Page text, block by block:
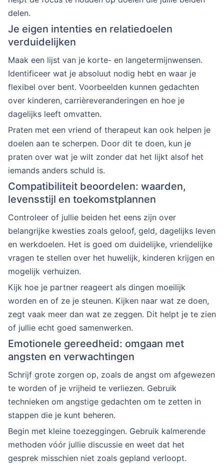
delen.
Je eigen intenties en relatiedoelen
verduidelijken
Maak een lijst van je korte- en langetermijnwensen.
Identificeer wat je absoluut nodig hebt en waar je
flexibel over bent. Voorbeelden kunnen gedachten
over kinderen, carrièreveranderingen en hoe je
dagelijks leeft omvatten.
Praten met een vriend of therapeut kan ook helpen je
doelen aan te scherpen. Door dit te doen, kun je
praten over wat je wilt zonder dat het lijkt alsof het
iemands anders schuld is.
Compatibiliteit beoordelen: waarden,
levensstijl en toekomstplannen
Controleer of jullie beiden het eens zijn over
belangrijke kwesties zoals geloof, geld, dagelijks leven
en werkdoelen. Het is goed om duidelijke, vriendelijke
vragen te stellen over het huwelijk, kinderen krijgen en
mogelijk verhuizen.
Kijk hoe je partner reageert als dingen moeilijk
worden en of ze je steunen. Kijken naar wat ze doen,
zegt vaak meer dan wat ze zeggen. Dit helpt je te zien
of jullie echt goed samenwerken.
Emotionele gereedheid: omgaan met
angsten en verwachtingen
Schrijf grote zorgen op, zoals de angst om afgewezen
te worden of je vrijheid te verliezen. Gebruik
technieken om angstige gedachten om te zetten in
stappen die je kunt beheren.
Begin met kleine toezeggingen. Gebruik kalmerende
methoden vóór jullie discussie en weet dat het
gesprek misschien niet zoals gepland verloopt.